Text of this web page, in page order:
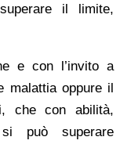
il limite,
e con l’invito a
malattia oppure il
che con abilità,
può superare